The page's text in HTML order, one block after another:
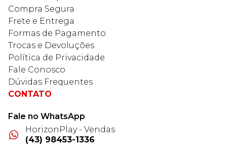
Compra Segura
Frete e Entrega
Formas de Pagamento
Trocas e Devoluções
Política de Privacidade
Fale Conosco
Dúvidas Frequentes
CONTATO
Fale no WhatsApp
HorizonPlay - Vendas
(43) 98453-1336